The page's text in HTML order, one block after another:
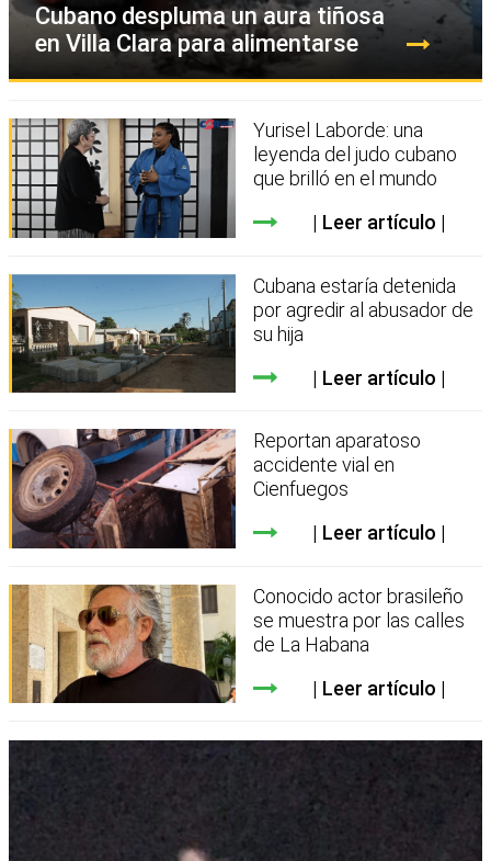
Cubano despluma un aura tiñosa
en Villa Clara para alimentarse
Yurisel Laborde: una
leyenda del judo cubano
que brilló en el mundo
Leer artículo
Cubana estaría detenida
por agredir al abusador de
su hija
Leer artículo
Reportan aparatoso
accidente vial en
Cienfuegos
Leer artículo
Conocido actor brasileño
se muestra por las calles
de La Habana
Leer artículo